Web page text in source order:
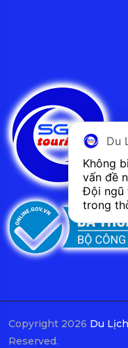
Copyright 2026 Du
Reserved.
Không
vấn đề
Đội ngũ
trong